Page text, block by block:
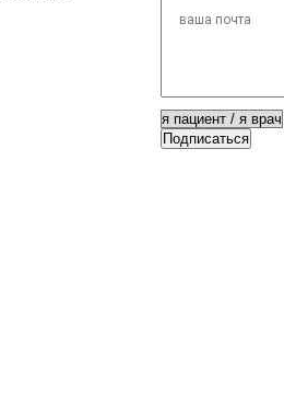
Подписаться